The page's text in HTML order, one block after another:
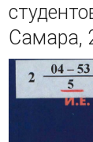
Самара,